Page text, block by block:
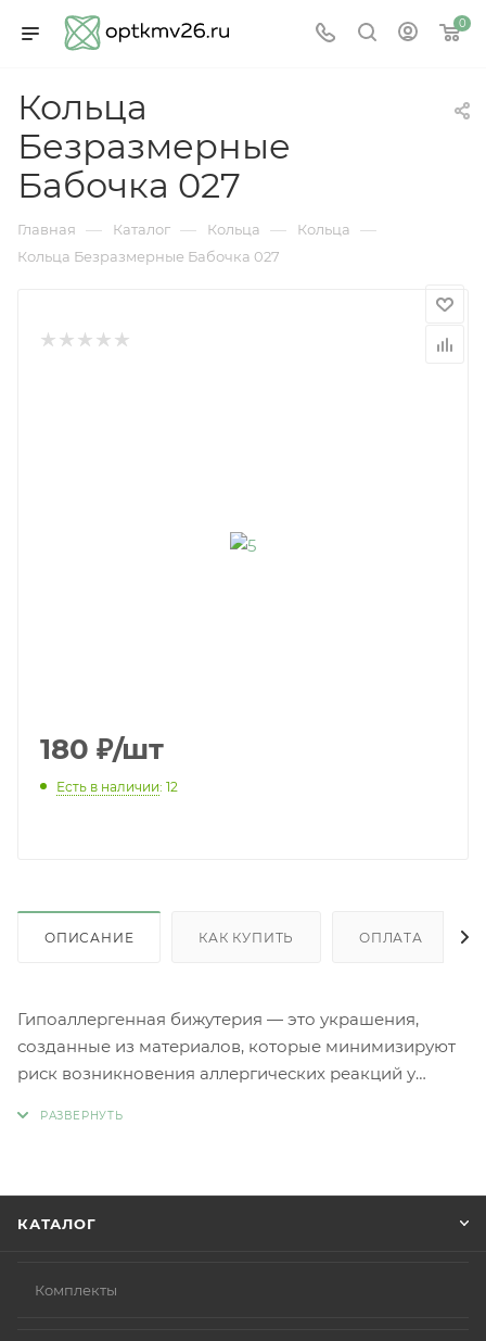
0
Кольца
Безразмерные
Бабочка 027
Главная — Каталог — Кольца — Кольца —
Кольца Безразмерные Бабочка 027
180 ₽/шт
Есть в наличии: 12
ОПИСАНИЕ КАК КУПИТЬ ОПЛАТА
Гипоаллергенная бижутерия — это украшения,
созданные из материалов, которые минимизируют
риск возникновения аллергических реакций у
гипоаллергенной бижутерии используются
Нержавеющая сталь.
КАТАЛОГ
Комплекты